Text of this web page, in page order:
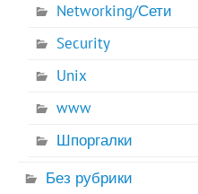
Networking/Сети
Security
Unix
www
Шпоргалки
Без рубрики